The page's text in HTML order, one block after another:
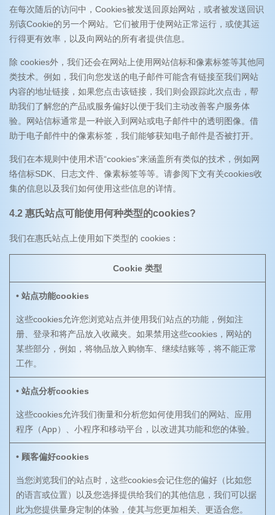
在每次随后的访问中，Cookies被发送回原始网站，或者被发送回识
别该Cookie的另一个网站。它们被用于使网站正常运行，或使其运
行得更有效率，以及向网站的所有者提供信息。
除 cookies外，我们还会在网站上使用网站信标和像素标签等其他同
类技术。例如，我们向您发送的电子邮件可能含有链接至我们网站
内容的地址链接，如果您点击该链接，我们则会跟踪此次点击，帮
助我们了解您的产品或服务偏好以便于我们主动改善客户服务体
验。网站信标通常是一种嵌入到网站或电子邮件中的透明图像。借
助于电子邮件中的像素标签，我们能够获知电子邮件是否被打开。
我们在本规则中使用术语“cookies”来涵盖所有类似的技术，例如网
络信标SDK、日志文件、像素标签等等。请参阅下文有关cookies收
集的信息以及我们如何使用这些信息的详情。
4.2 惠氏站点可能使用何种类型的cookies?
我们在惠氏站点上使用如下类型的 cookies：
Cookie 类型
• 站点功能cookies
这些cookies允许您浏览站点并使用我们站点的功能，例如注
册、登录和将产品放入收藏夹。如果禁用这些cookies，网站的
某些部分，例如，将物品放入购物车、继续结账等，将不能正常
工作。
• 站点分析cookies
这些cookies允许我们衡量和分析您如何使用我们的网站、应用
程序（App）、小程序和移动平台，以改进其功能和您的体验。
• 顾客偏好cookies
当您浏览我们的站点时，这些cookies会记住您的偏好（比如您
的语言或位置）以及您选择提供给我们的其他信息，我们可以据
此为您提供量身定制的体验，使其与您更加相关、更适合您。